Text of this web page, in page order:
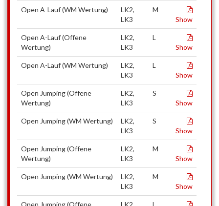
Open A-Lauf (WM Wertung)
LK2,
LK3
M
Show
Open A-Lauf (Offene
Wertung)
LK2,
LK3
L
Show
Open A-Lauf (WM Wertung)
LK2,
LK3
L
Show
Open Jumping (Offene
Wertung)
LK2,
LK3
S
Show
Open Jumping (WM Wertung)
LK2,
LK3
S
Show
Open Jumping (Offene
Wertung)
LK2,
LK3
M
Show
Open Jumping (WM Wertung)
LK2,
LK3
M
Show
Open Jumping (Offene
LK2,
L